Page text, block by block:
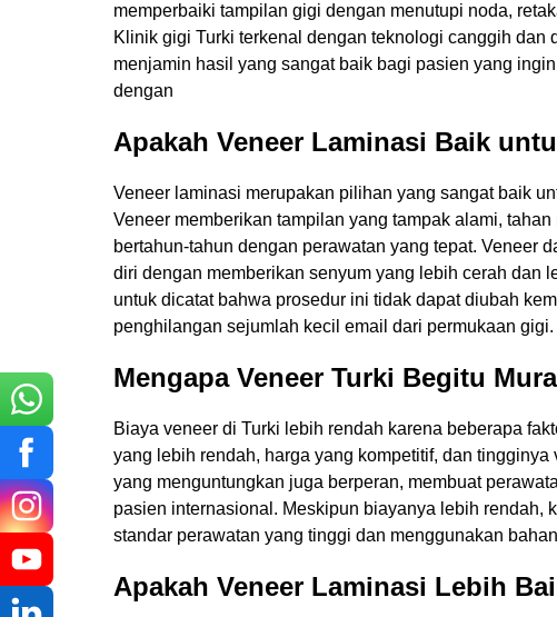
memperbaiki tampilan gigi dengan menutupi noda,
Klinik gigi Turki terkenal dengan teknologi canggih dan
menjamin hasil yang sangat baik bagi pasien yang
dengan
Apakah Veneer Laminasi Baik
Veneer laminasi merupakan pilihan yang sangat baik
Veneer memberikan tampilan yang tampak alami,
bertahun-tahun dengan perawatan yang tepat. Veneer
diri dengan memberikan senyum yang lebih cerah dan
untuk dicatat bahwa prosedur ini tidak dapat diubah
penghilangan sejumlah kecil email dari permukaan gigi.
Mengapa Veneer Turki Begitu
Biaya veneer di Turki lebih rendah karena beberapa
yang lebih rendah, harga yang kompetitif, dan
yang menguntungkan juga berperan, membuat
pasien internasional. Meskipun biayanya lebih rendah,
standar perawatan yang tinggi dan menggunakan
Apakah Veneer Laminasi Lebih
Nama
Alamat E-Mail
Pesan Anda